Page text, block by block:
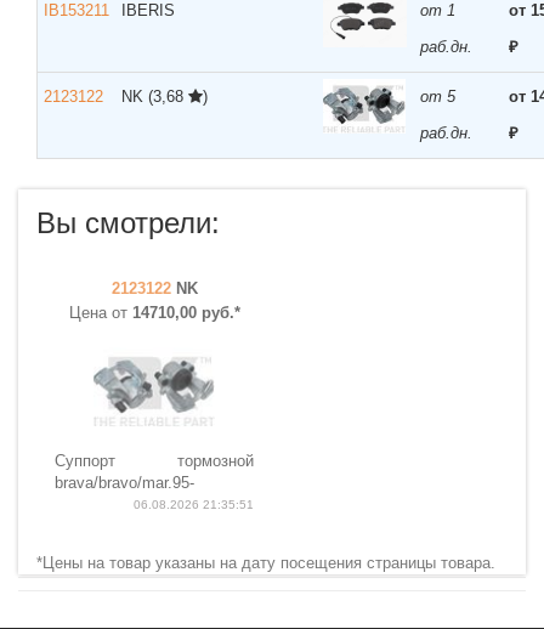
IB153211 IBERIS
от 1
раб.дн.
от
₽
2123122 NK (3,68 )
от 5
раб.дн.
от
₽
Вы смотрели:
2123122 NK
Цена от 14710,00 руб.*
Суппорт тормозной
brava/bravo/mar.95-
06.08.2026 21:35:51
*Цены на товар указаны на дату посещения страницы товара.